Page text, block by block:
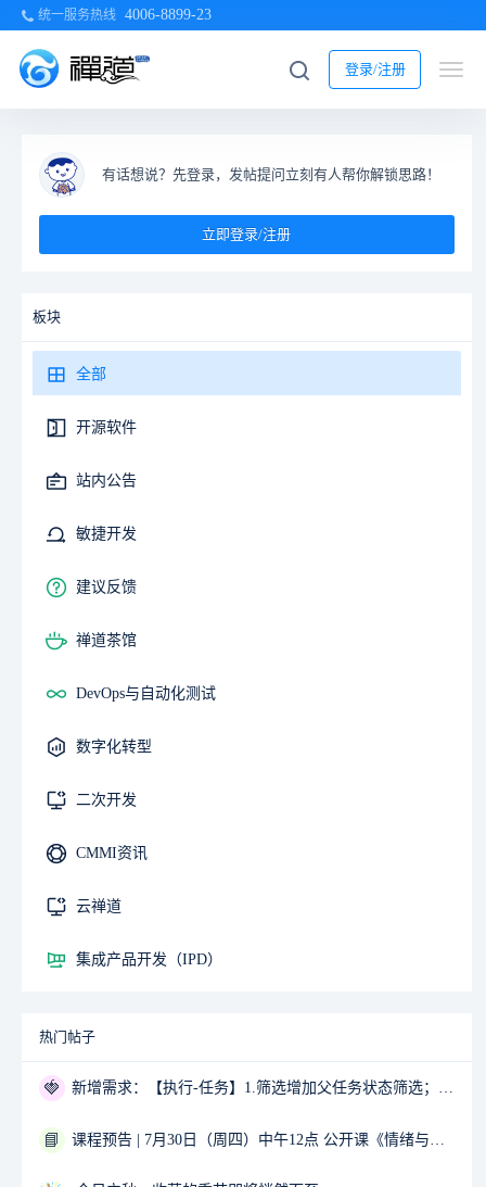
统一服务热线 4006-8899-23
登录/注册
有话想说？先登录，发帖提问立刻有人帮你解锁思路！
立即登录/注册
板块
全部
开源软件
站内公告
敏捷开发
建议反馈
禅道茶馆
DevOps与自动化测试
数字化转型
二次开发
CMMI资讯
云禅道
集成产品开发（IPD）
热门帖子
🍓 新增需求：【执行-任务】1.筛选增加父任务状态筛选；2.父任务中的子任务1完成后，通知其他子任务的指派人
📘 课程预告 | 7月30日（周四）中午12点 公开课《情绪与压力管理》02-Sunny 主讲